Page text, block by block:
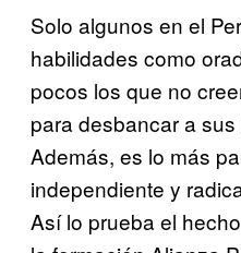
Solo algunos en el
habilidades como
pocos los que no
para desbancar a
Además, es lo más
independiente y
Así lo prueba el